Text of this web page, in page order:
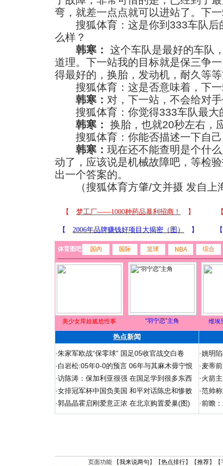
弯，就差一点点就可以进站了。下
搜狐体育：这是你到333车队后
么样？
韩寒：
这个车队是最好的车队
道理。下一站我的目标就是保三争
得最好的，换胎，发动机，耐久等
搜狐体育：这是否意味着，下一
韩寒： 对，下一站，不会给对
搜狐体育：你觉得333车队最大
韩寒：
换胎，也就20秒左右，
搜狐体育：你能否描述一下自己
韩寒： 现在还不能查明是个什
动了，应该说是机械故障吧，等检
出一个答案的。
（搜狐体育方肇/文并摄 发自上
体育图吧 国内 国际 篮球 NBA 综合
美少女库娃尴尬性事 “羽宁恋”主角 维埃
热点新闻
·朱家军欧战“保零球” 国足05收官战交白卷
·白岩松:05年0-0的预言 06年与其麻木毋宁恨
·访陈涛：保加利亚很强 在国足学到很多东西
·女排冠军杯中国负美国 和平对话陈忠和惨败
·郭晶晶霍启刚爱意正浓 在北京购置爱巢(图)
·姚明
·麦蒂
·火箭
·范帅
·前瞻
页面功能 【我来说两句 】【热点排行】【推荐】【